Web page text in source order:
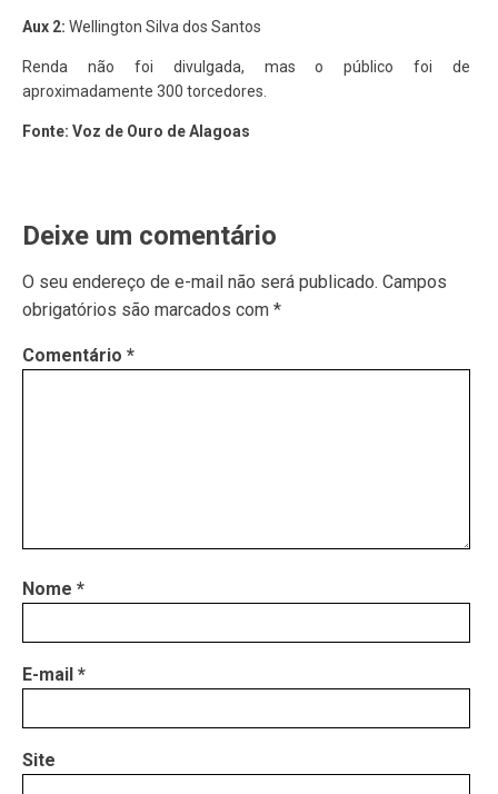
Aux 2: Wellington Silva dos Santos
Renda não foi divulgada, mas o público foi de
aproximadamente 300 torcedores.
Fonte: Voz de Ouro de Alagoas
Deixe um comentário
O seu endereço de e-mail não será publicado. Campos
obrigatórios são marcados com *
Comentário *
Nome *
E-mail *
Site